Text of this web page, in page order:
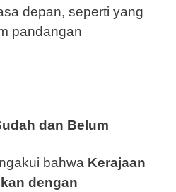
depan, seperti yang
pandangan
dan Belum
bahwa Kerajaan
dengan